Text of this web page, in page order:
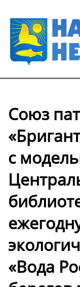
Союз
с
«Вода